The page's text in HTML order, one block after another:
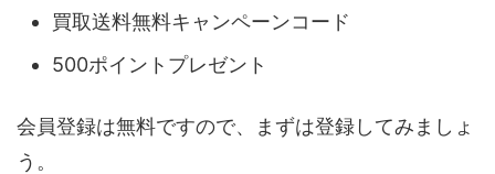
買取送料無料キャンペーンコード
500ポイントプレゼント
会員登録は無料ですので、まずは登録してみましょ
う。